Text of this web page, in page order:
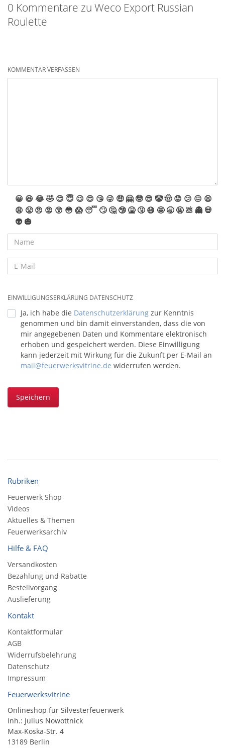
0 Kommentare zu Weco Export Russian
Roulette
KOMMENTAR VERFASSEN
😀 😆 😂🤣 😊 😇 😉 😍 😘 😜 🤑 🤗 🤓 😎 🤡🤠 😟 😕 😖 😫
😩 😤 😠 😡 😲 😳 😱 😴 🙄 🤔 🤥 🤮 🤧 😷 🤩 🥱 🤬 💩 👻 💀
👽 🎃
EINWILLIGUNGSERKLÄRUNG DATENSCHUTZ
Ja, ich habe die Datenschutzerklärung zur Kenntnis
genommen und bin damit einverstanden, dass die von
mir angegebenen Daten und Kommentare elektronisch
erhoben und gespeichert werden. Diese Einwilligung
kann jederzeit mit Wirkung für die Zukunft per E-Mail an
mail@feuerwerksvitrine.de widerrufen werden.
Speichern
Rubriken
Feuerwerk Shop
Videos
Aktuelles & Themen
Feuerwerksarchiv
Hilfe & FAQ
Versandkosten
Bezahlung und Rabatte
Bestellvorgang
Auslieferung
Kontakt
Kontaktformular
AGB
Widerrufsbelehrung
Datenschutz
Impressum
Feuerwerksvitrine
Onlineshop für Silvesterfeuerwerk
Inh.: Julius Nowottnick
Max-Koska-Str. 4
13189 Berlin